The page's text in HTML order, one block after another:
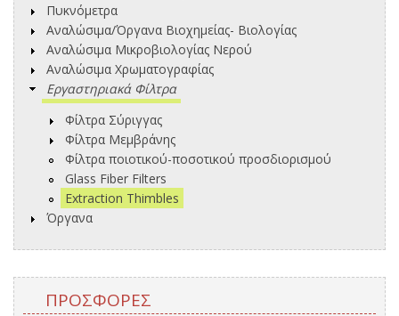
Πυκνόμετρα
Αναλώσιμα/Όργανα Βιοχημείας- Βιολογίας
Αναλώσιμα Μικροβιολογίας Νερού
Αναλώσιμα Χρωματογραφίας
Εργαστηριακά Φίλτρα
Φίλτρα Σύριγγας
Φίλτρα Μεμβράνης
Φίλτρα ποιοτικού-ποσοτικού προσδιορισμού
Glass Fiber Filters
Extraction Thimbles
Όργανα
ΠΡΟΣΦΟΡΈΣ